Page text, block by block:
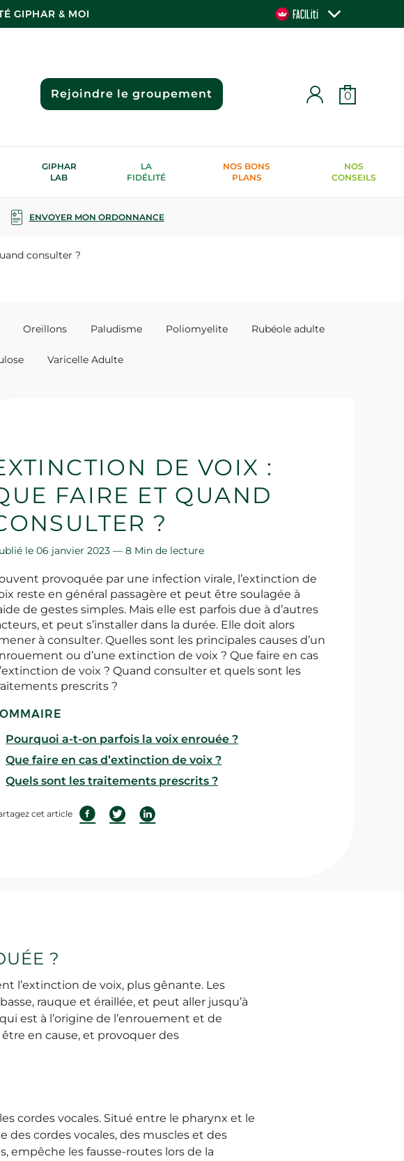
GIPHAR & MOI
Rejoindre le groupement 0
GIPHAR
LAB
LA
FIDÉLITÉ
NOS BONS
PLANS
NOS
CONSEILS
ENVOYER MON ORDONNANCE
consulter ?
Oreillons Paludisme Poliomyelite Rubéole adulte
Varicelle Adulte
DE VOIX :
FAIRE ET QUAND
?
le 06 janvier 2023 —8 Min de lecture
provoquée par une infection virale, l’extinction de
reste en général passagère et peut être soulagée à
de gestes simples. Mais elle est parfois due à d’autres
et peut s’installer dans la durée. Elle doit alors
à consulter. Quelles sont les principales causes d’un
ou d’une extinction de voix ? Que faire en cas
de voix ? Quand consulter et quels sont les
prescrits ?
Pourquoi a-t-on parfois la voix enrouée ?
Que faire en cas d’extinction de voix ?
Quels sont les traitements prescrits ?
cet article
?
l’extinction de voix, plus gênante. Les
rauque et éraillée, et peut aller jusqu’à
est à l’origine de l’enrouement et de
en cause, et provoquer des
cordes vocales. Situé entre le pharynx et le
cordes vocales, des muscles et des
empêche les fausse-routes lors de la